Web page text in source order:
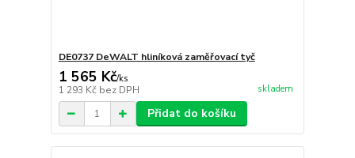
DE0737 DeWALT hliníková zaměřovací tyč
1 565 Kč/ks
1 293 Kč bez DPH skladem
Přidat do košíku